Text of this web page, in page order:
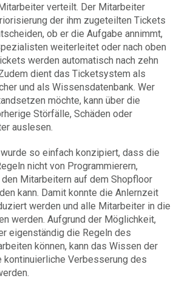
verteilt. Der Mitarbeiter
der ihm zugeteilten Tickets
ob er die Aufgabe annimmt,
weiterleitet oder nach oben
werden automatisch nach zehn
dient das Ticketsystem als
und als Wissensdatenbank. Wer
möchte, kann über die
Störfälle, Schäden oder
auslesen.
so einfach konzipiert, dass die
nicht von Programmierern,
Mitarbeitern auf dem Shopfloor
kann. Damit konnte die Anlernzeit
werden und alle Mitarbeiter in die
werden. Aufgrund der Möglichkeit,
eigenständig die Regeln des
können, kann das Wissen der
kontinuierliche Verbesserung des